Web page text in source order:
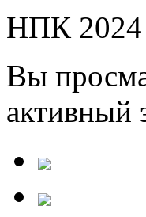
НПК 2024
Вы
активный